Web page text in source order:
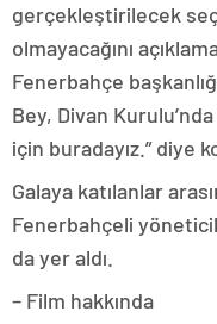
gerçekleştirilecek
olmayacağını
Fenerbahçe
Bey, Divan
için buradayız.” diye
Galaya katılanlar
Fenerbahçeli
da yer aldı.
– Film hakkında